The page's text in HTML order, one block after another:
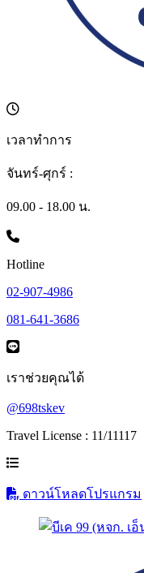
เวลาทำการ
จันทร์-ศุกร์ :
09.00 - 18.00 น.
Hotline
02-907-4986
081-641-3686
เราช่วยคุณได้
@698tskev
Travel License : 11/11117
ดาวน์โหลดโปรแกรม